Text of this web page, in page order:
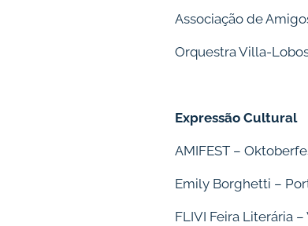
Associação de
Orquestra Villa-
Expressão Cultural
AMIFEST –
Emily Borghetti –
FLIVI Feira Literária